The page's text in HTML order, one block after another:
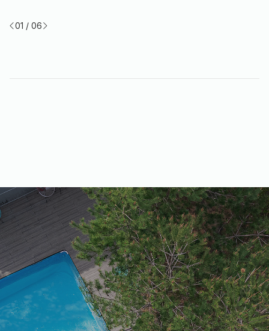
06 /06
01 / 06
02 /06
03 /06
04 /06
05 /06
06 /06
01 / 06